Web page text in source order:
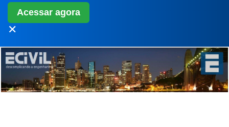
Acessar agora
✕